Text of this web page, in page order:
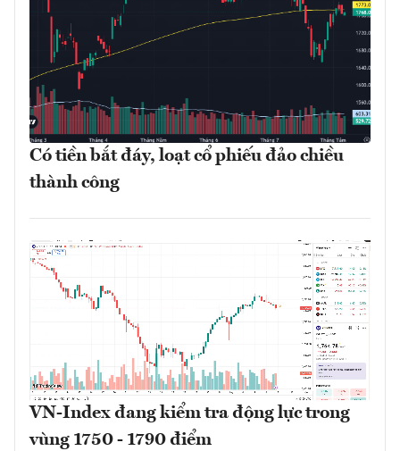
Có tiền bắt đáy, loạt cổ phiếu đảo chiều
thành công
VN-Index đang kiểm tra động lực trong
vùng 1750 - 1790 điểm